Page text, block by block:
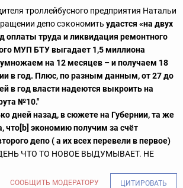
троллейбусного предприятия Натальи
депо сэкономить удастся «на двух
оплаты труда и ликвидация ремонтного
МУП БТУ выгадает 1,5 миллиона
на 12 месяцев – и получаем 18
в год. Плюс, по разным данным, от 27 до
в год власти надеются выкроить на
№10."
дней назад, в сюжете на Губернии, та же
что[b] экономию получим за счёт
депо ( а их всех перевели в первое)
ЧТО ТО НОВОЕ ВЫДУМЫВАЕТ. НЕ
СООБЩИТЬ МОДЕРАТОРУ ЦИТИРОВАТЬ